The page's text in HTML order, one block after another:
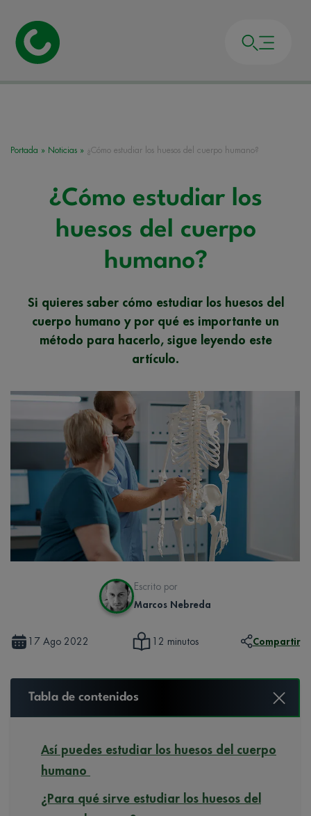
Portada » Noticias » ¿Cómo estudiar los huesos del cuerpo humano?
¿Cómo estudiar los
huesos del cuerpo
humano?
Si quieres saber cómo estudiar los huesos del
cuerpo humano y por qué es importante un
método para hacerlo, sigue leyendo este
artículo.
Escrito por
Marcos Nebreda
17 Ago 2022 12 minutos Compartir
Tabla de contenidos
Así puedes estudiar los huesos del cuerpo
humano
¿Para qué sirve estudiar los huesos del